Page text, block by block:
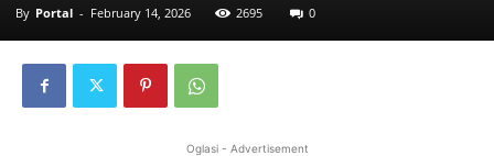
By Portal - February 14, 2026 2695 0
Oglasi - Advertisement